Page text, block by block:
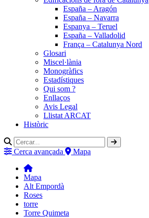
España – Aragón
España – Navarra
Espanya – Teruel
España – Valladolid
França – Catalunya Nord
Glosari
Miscel·lània
Monogràfics
Estadístiques
Qui som ?
Enllaços
Avis Legal
Llistat ARCAT
Històric
Cerca avançada Mapa
Mapa
Alt Empordà
Roses
torre
Torre Quimeta